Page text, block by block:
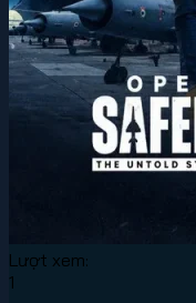
Lượt xem:
1